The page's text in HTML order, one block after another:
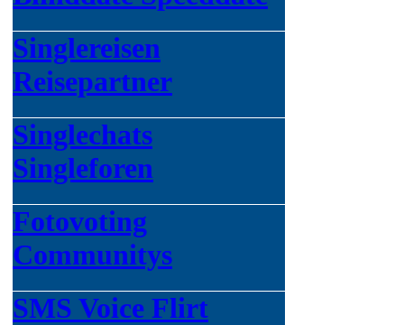
Singlereisen
Reisepartner
Singlechats
Singleforen
Fotovoting
Communitys
SMS Voice Flirt